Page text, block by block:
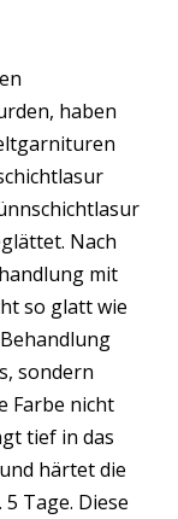
haben
Nach
mit
so glatt wie
sondern
Farbe nicht
tief in das
härtet die
Tage. Diese